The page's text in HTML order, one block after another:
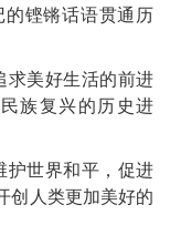
铿锵话语贯通历
美好生活的前进
族复兴的历史进
世界和平，促进
创人类更加美好的